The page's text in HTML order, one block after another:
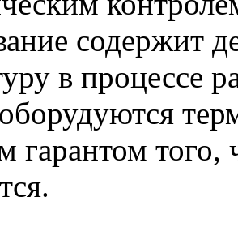
содержит
в процессе
гарантом того,